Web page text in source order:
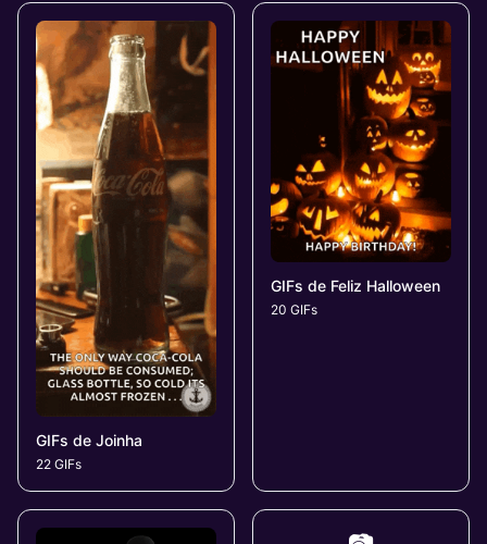
GIFs de Joinha
22 GIFs
GIFs de Feliz Halloween
20 GIFs